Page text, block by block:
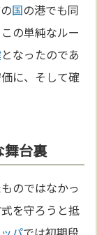
国の港でも同
の単純なルー
となったのであ
に、そして確
舞台裏
のではなかっ
を守ろうと抵